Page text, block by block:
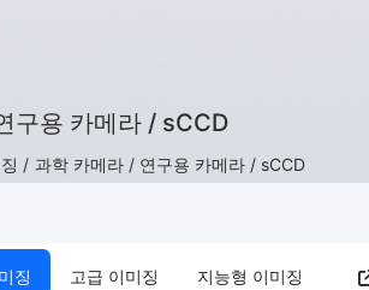
구용 카메라 / sCCD
/ 과학 카메라 / 연구용 카메라 / sCCD
징 고급 이미징 지능형 이미징